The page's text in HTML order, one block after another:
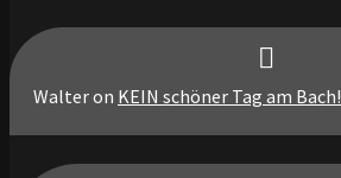
Walteron KEIN schöner Tag am Bach!